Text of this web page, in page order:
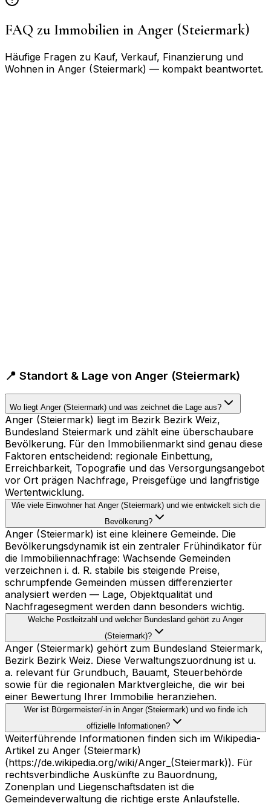
FAQ zu Immobilien in Anger (Steiermark)
Häufige Fragen zu Kauf, Verkauf, Finanzierung und
Wohnen in Anger (Steiermark) — kompakt beantwortet.
📍 Standort & Lage von Anger (Steiermark)
Wo liegt Anger (Steiermark) und was zeichnet die Lage aus?
Anger (Steiermark) liegt im Bezirk Bezirk Weiz,
Bundesland Steiermark und zählt eine überschaubare
Bevölkerung. Für den Immobilienmarkt sind genau diese
Faktoren entscheidend: regionale Einbettung,
Erreichbarkeit, Topografie und das Versorgungsangebot
vor Ort prägen Nachfrage, Preisgefüge und langfristige
Wertentwicklung.
Wie viele Einwohner hat Anger (Steiermark) und wie entwickelt sich die
Bevölkerung?
Anger (Steiermark) ist eine kleinere Gemeinde. Die
Bevölkerungsdynamik ist ein zentraler Frühindikator für
die Immobiliennachfrage: Wachsende Gemeinden
verzeichnen i. d. R. stabile bis steigende Preise,
schrumpfende Gemeinden müssen differenzierter
analysiert werden — Lage, Objektqualität und
Nachfragesegment werden dann besonders wichtig.
Welche Postleitzahl und welcher Bundesland gehört zu Anger
(Steiermark)?
Anger (Steiermark) gehört zum Bundesland Steiermark,
Bezirk Bezirk Weiz. Diese Verwaltungszuordnung ist u.
a. relevant für Grundbuch, Bauamt, Steuerbehörde
sowie für die regionalen Marktvergleiche, die wir bei
einer Bewertung Ihrer Immobilie heranziehen.
Wer ist Bürgermeister/-in in Anger (Steiermark) und wo finde ich
offizielle Informationen?
Weiterführende Informationen finden sich im Wikipedia-
Artikel zu Anger (Steiermark)
(https://de.wikipedia.org/wiki/Anger_(Steiermark)). Für
rechtsverbindliche Auskünfte zu Bauordnung,
Zonenplan und Liegenschaftsdaten ist die
Gemeindeverwaltung die richtige erste Anlaufstelle.